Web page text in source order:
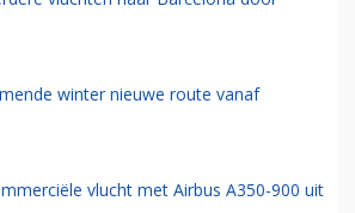
winter nieuwe route vanaf
vlucht met Airbus A350-900 uit